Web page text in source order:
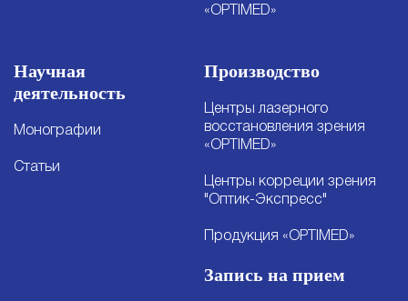
«OPTIMED»
Научная
деятельность
Монографии
Статьи
Производство
Центры лазерного
восстановления зрения
«OPTIMED»
Центры корреции зрения
"Оптик-Экспресс"
Продукция «OPTIMED»
Запись на прием